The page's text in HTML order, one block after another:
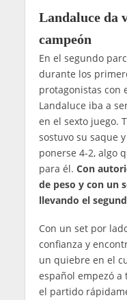
Landaluce da
campeón
En el segundo
durante los
protagonistas con
Landaluce iba a
en el sexto juego.
sostuvo su saque
ponerse 4-2, algo
para él. Con
de peso y con un
llevando el
Con un set por
confianza y
un quiebre en el
español empezó
el partido